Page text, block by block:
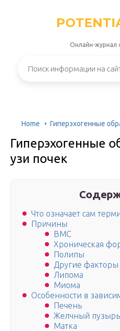
Онлайн-журнал
Home Гиперэхогенные
Гиперэхогенные
узи почек
Что означает сам
Причины
ВМС
Хроническая
Полипы
Другие факторы
Липома
Миома
Особенности в
Печень
Желчный пузырь
Матка